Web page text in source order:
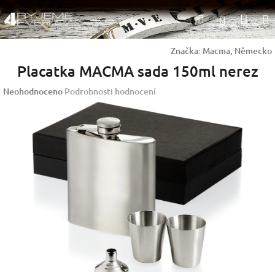
na
obsah
HledatPřihlášení
Značka: Macma, Německo
Placatka MACMA sada 150ml nerez
Průměrné
hvězdiček.
Neohodnoceno Podrobnosti hodnocení